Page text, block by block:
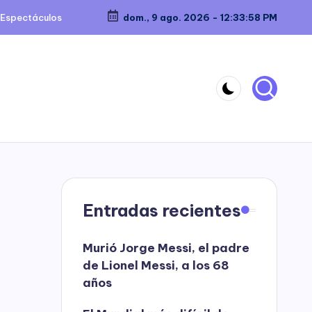
Espectáculos dom., 9 ago. 2026 - 12:33:59 PM
Entradas recientes
Murió Jorge Messi, el padre
de Lionel Messi, a los 68
años